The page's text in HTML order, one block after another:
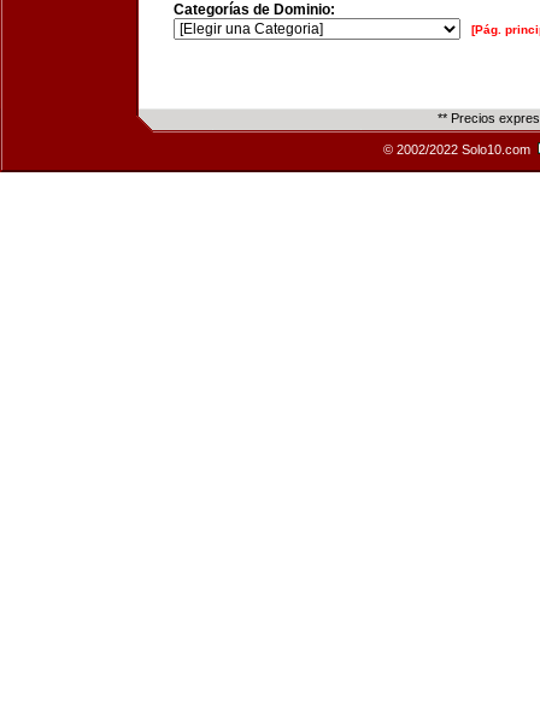
Categorías de Dominio:
[Pág.
** Precios
© 2002/2022 Solo10.com